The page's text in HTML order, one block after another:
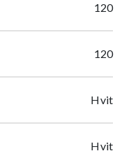
120
120
Hvit
Hvit